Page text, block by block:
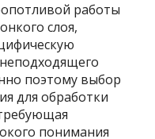
работы
слоя,
поэтому выбор
для обработки
понимания